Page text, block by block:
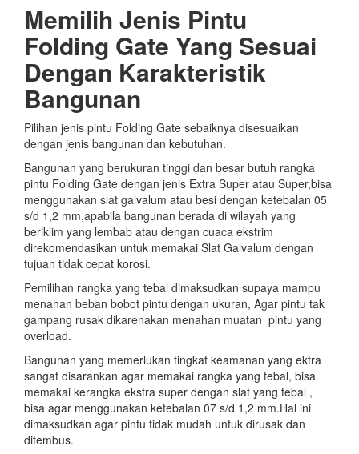
Memilih Jenis Pintu
Folding Gate Yang Sesuai
Dengan Karakteristik
Bangunan
Pilihan jenis pintu Folding Gate sebaiknya disesuaikan
dengan jenis bangunan dan kebutuhan.
Bangunan yang berukuran tinggi dan besar butuh rangka
pintu Folding Gate dengan jenis Extra Super atau Super,bisa
menggunakan slat galvalum atau besi dengan ketebalan 05
s/d 1,2 mm,apabila bangunan berada di wilayah yang
beriklim yang lembab atau dengan cuaca ekstrim
direkomendasikan untuk memakai Slat Galvalum dengan
tujuan tidak cepat korosi.
Pemilihan rangka yang tebal dimaksudkan supaya mampu
menahan beban bobot pintu dengan ukuran, Agar pintu tak
gampang rusak dikarenakan menahan muatan pintu yang
overload.
Bangunan yang memerlukan tingkat keamanan yang ektra
sangat disarankan agar memakai rangka yang tebal, bisa
memakai kerangka ekstra super dengan slat yang tebal ,
bisa agar menggunakan ketebalan 07 s/d 1,2 mm.Hal ini
dimaksudkan agar pintu tidak mudah untuk dirusak dan
ditembus.